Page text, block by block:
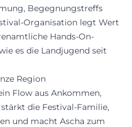
Begegnungstreffs
Organisation legt Wert
Hands-On-
es die Landjugend seit
Region
Flow aus Ankommen,
die Festival-Familie,
und macht Ascha zum